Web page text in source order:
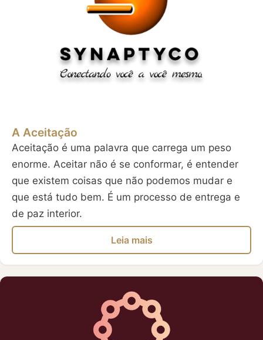
A Aceitação
Aceitação é uma palavra que carrega um peso
enorme. Aceitar não é se conformar, é entender
que existem coisas que não podemos mudar e
que está tudo bem. É um processo de entrega e
de paz interior.
Leia mais